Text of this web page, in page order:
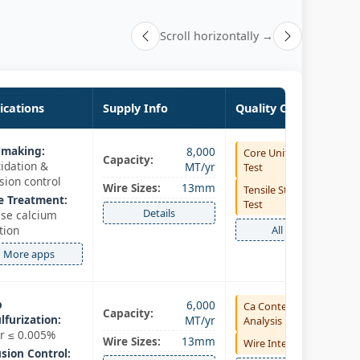
Scroll horizontally →
Supply Info Quality Control
&
control
Treatment:
calcium
More apps
Capacity:
8,000
MT/yr
Wire Sizes:
13mm
Details
Core Uniformity
Test
Tensile Strength
Test
All tests
≤ 0.005%
Control:
Capacity:
6,000
MT/yr
Wire Sizes:
13mm
Ca Content
Analysis
Wire Integrity Test